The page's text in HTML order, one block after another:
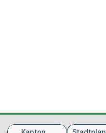
Fusszeile